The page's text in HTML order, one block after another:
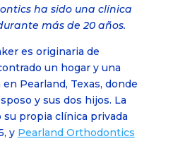
ha sido una clínica
más de 20 años.
es originaria de
un hogar y una
Pearland, Texas, donde
y sus dos hijos. La
su propia clínica privada
y Pearland Orthodontics